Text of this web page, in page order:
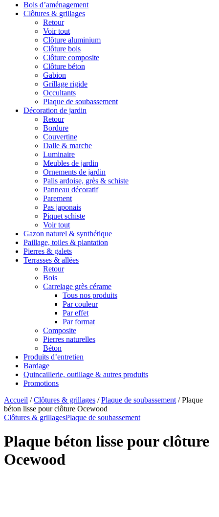
Bois d’aménagement
Clôtures & grillages
Retour
Voir tout
Clôture aluminium
Clôture bois
Clôture composite
Clôture béton
Gabion
Grillage rigide
Occultants
Plaque de soubassement
Décoration de jardin
Retour
Bordure
Couvertine
Dalle & marche
Luminaire
Meubles de jardin
Ornements de jardin
Palis ardoise, grès & schiste
Panneau décoratif
Parement
Pas japonais
Piquet schiste
Voir tout
Gazon naturel & synthétique
Paillage, toiles & plantation
Pierres & galets
Terrasses & allées
Retour
Bois
Carrelage grès cérame
Tous nos produits
Par couleur
Par effet
Par format
Composite
Pierres naturelles
Béton
Produits d’entretien
Bardage
Quincaillerie, outillage & autres produits
Promotions
Accueil /Clôtures & grillages /Plaque de soubassement / Plaque
béton lisse pour clôture Ocewood
Clôtures & grillagesPlaque de soubassement
Plaque béton lisse pour clôture
Ocewood